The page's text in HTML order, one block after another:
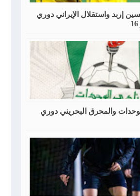
إربد واستقلال الإيراني دوري
والمحرق البحريني دوري